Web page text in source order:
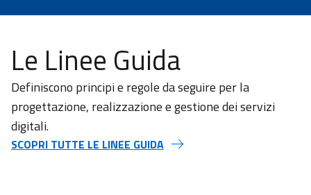
Le Linee Guida
Definiscono principi e regole da seguire per la
progettazione, realizzazione e gestione dei servizi
digitali.
SCOPRI TUTTE LE LINEE GUIDA